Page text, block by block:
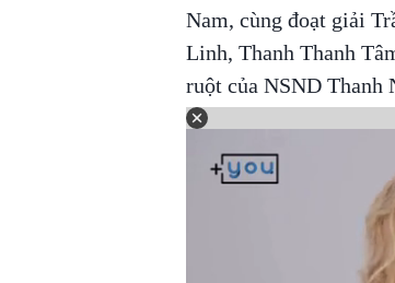
Nam, cùng đoạt giải
Linh, Thanh Thanh
ruột của NSND Thanh